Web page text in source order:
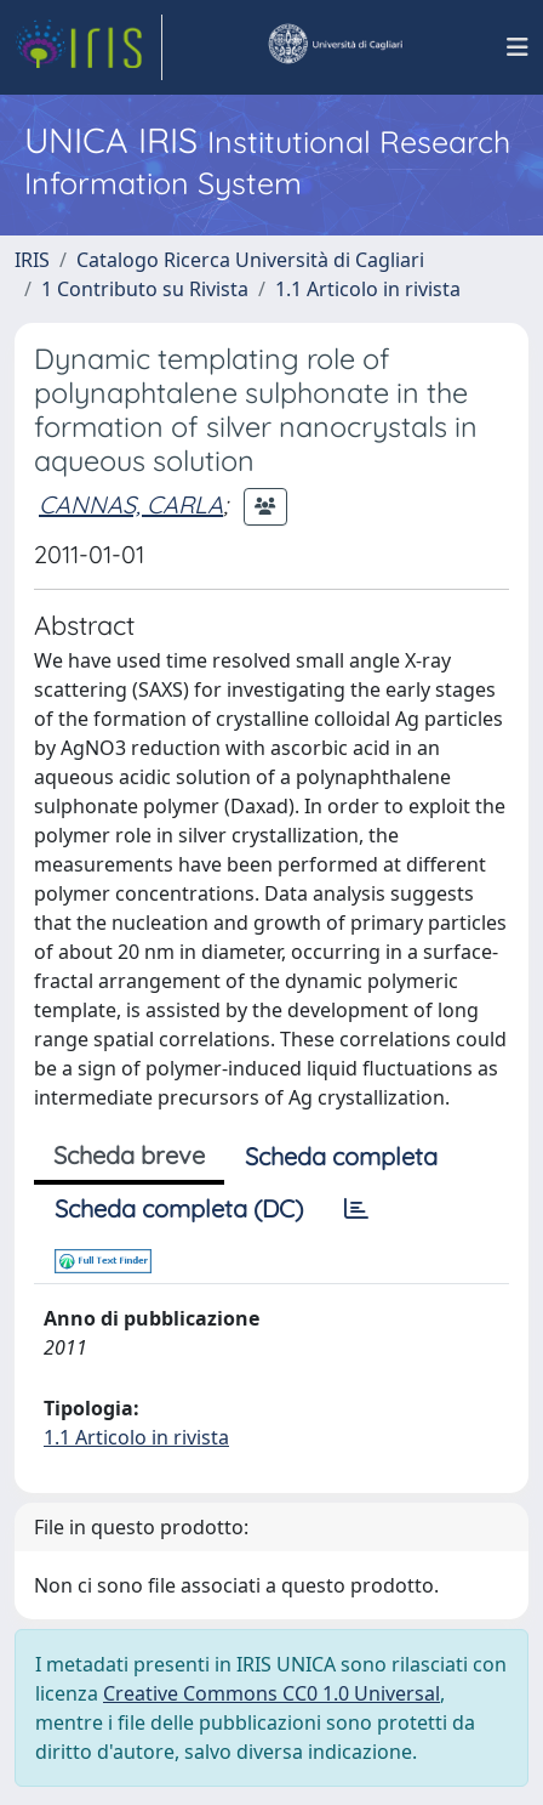
UNICA IRISInstitutional Research
Information System
IRIS
Catalogo Ricerca Università di Cagliari
1 Contributo su Rivista
1.1 Articolo in rivista
Dynamic templating role of
polynaphtalene sulphonate in the
formation of silver nanocrystals in
aqueous solution
CANNAS, CARLA;
2011-01-01
Abstract
We have used time resolved small angle X-ray
scattering (SAXS) for investigating the early stages
of the formation of crystalline colloidal Ag particles
by AgNO3 reduction with ascorbic acid in an
aqueous acidic solution of a polynaphthalene
sulphonate polymer (Daxad). In order to exploit the
polymer role in silver crystallization, the
measurements have been performed at different
polymer concentrations. Data analysis suggests
that the nucleation and growth of primary particles
of about 20 nm in diameter, occurring in a surface-
fractal arrangement of the dynamic polymeric
template, is assisted by the development of long
range spatial correlations. These correlations could
be a sign of polymer-induced liquid fluctuations as
intermediate precursors of Ag crystallization.
Scheda breve
Scheda completa
Scheda completa (DC)
Anno di pubblicazione
2011
Tipologia:
1.1 Articolo in rivista
File in questo prodotto:
Non ci sono file associati a questo prodotto.
I metadati presenti in IRIS UNICA sono rilasciati con
licenza Creative Commons CC0 1.0 Universal,
mentre i file delle pubblicazioni sono protetti da
diritto d'autore, salvo diversa indicazione.